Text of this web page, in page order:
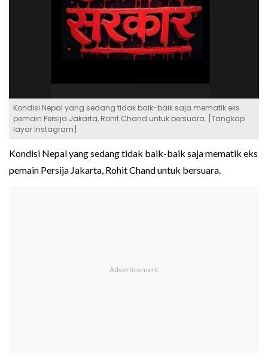
Kondisi Nepal yang sedang tidak baik-baik saja mematik eks
pemain Persija Jakarta, Rohit Chand untuk bersuara. [Tangkap
layar Instagram]
Kondisi Nepal yang sedang tidak baik-baik saja mematik eks
pemain Persija Jakarta, Rohit Chand untuk bersuara.